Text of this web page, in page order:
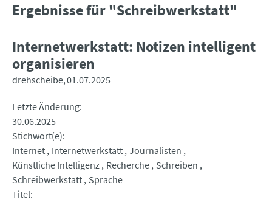
Ergebnisse für "Schreibwerkstatt"
Internetwerkstatt: Notizen intelligent
organisieren
drehscheibe 01.07.2025
Letzte Änderung
30.06.2025
Stichwort(e)
Internet Internetwerkstatt Journalisten
Künstliche Intelligenz Recherche Schreiben
Schreibwerkstatt Sprache
Titel